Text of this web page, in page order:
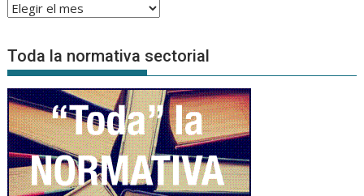
Archivo
Noticias
Toda la normativa sectorial